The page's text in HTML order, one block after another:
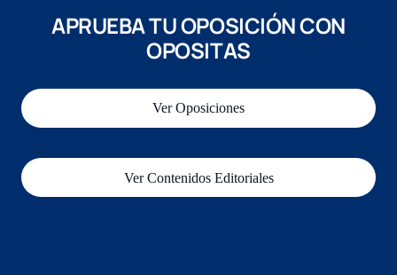
APRUEBA TU OPOSICIÓN CON
OPOSITAS
Ver Oposiciones
Ver Contenidos Editoriales